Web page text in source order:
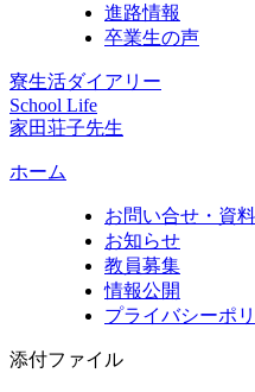
進路情報
卒業生の声
寮生活ダイアリー
School Life
家田荘子先生
ホーム
お問い合せ・資
お知らせ
教員募集
情報公開
プライバシーポ
添付ファイル